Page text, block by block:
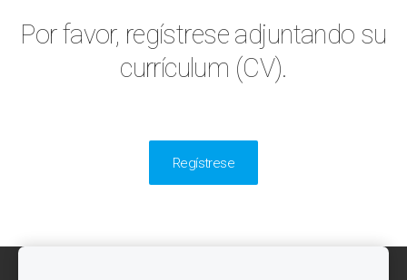
Por favor, regístrese adjuntando su
currículum (CV).
Regístrese